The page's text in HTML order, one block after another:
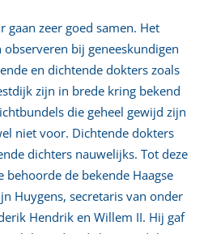
gaan zeer goed samen. Het
bij geneeskundigen
en dichtende dokters zoals
zijn in brede kring bekend
die geheel gewijd zijn
niet voor. Dichtende dokters
dichters nauwelijks. Tot deze
behoorde de bekende Haagse
Huygens, secretaris van onder
Hendrik en Willem II. Hij gaf